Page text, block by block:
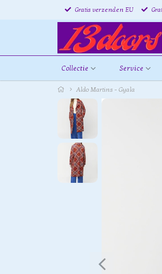
Gratis verzenden EU
Collectie Service
Aldo Martins - Gyala